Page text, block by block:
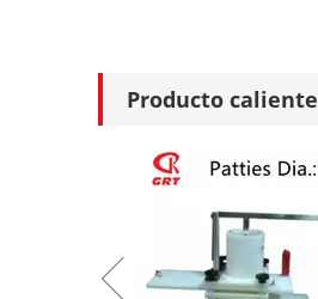
Producto caliente